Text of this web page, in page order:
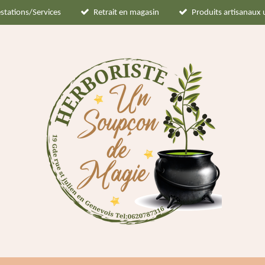
Services Retrait en magasin Produits artisanaux